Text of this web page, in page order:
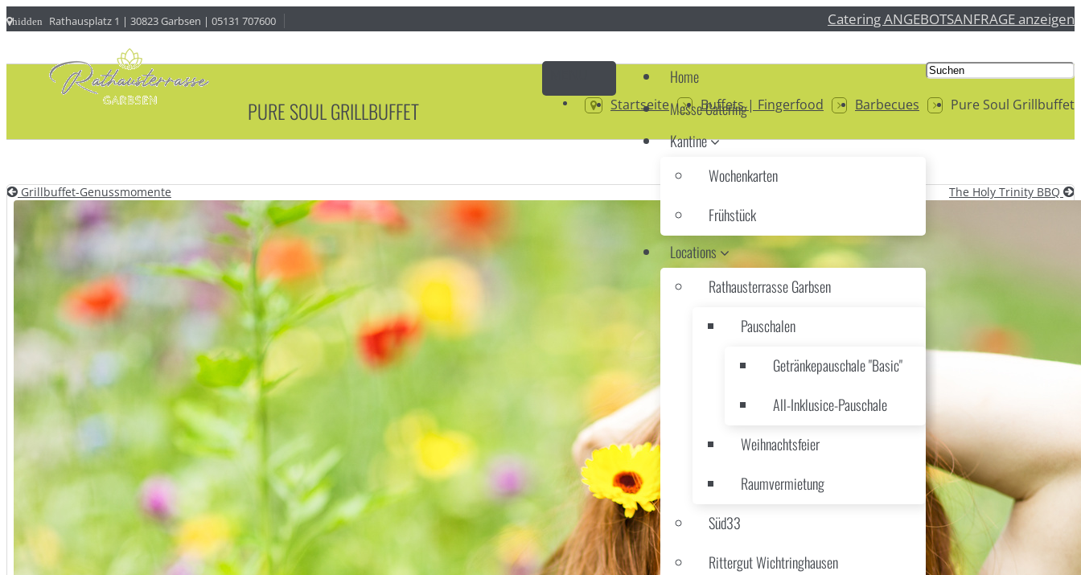
hidden Rathausplatz 1 | 30823 Garbsen | 05131 707600 Catering ANGEBOTSANFRAGE anzeigen
Home
Messe Catering
Kantine
Wochenkarten
Frühstück
Locations
Rathausterrasse Garbsen
Pauschalen
Getränkepauschale "Basic"
All-Inklusice-Pauschale
Weihnachtsfeier
Raumvermietung
Süd33
Rittergut Wichtringhausen
Startseite Buffets | Fingerfood Barbecues Pure Soul Grillbuffet
PURE SOUL GRILLBUFFET
Grillbuffet-Genussmomente The Holy Trinity BBQ